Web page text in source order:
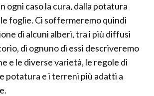
ogni caso la cura, dalla potatura
foglie. Ci soffermeremo quindi
di alcuni alberi, tra i più diffusi
di ognuno di essi descriveremo
e le diverse varietà, le regole di
potatura e i terreni più adatti a